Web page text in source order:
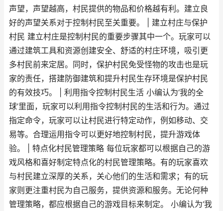
声望，声望越高，村民提供的物品和价格越有利。建立良
好的声望关系对于控制村民至关重要。 | 建立村庄与保护
村民 建立村庄是控制村民的重要步骤其中一个。玩家可以
通过建筑工具和资源创建安全、舒适的村庄环境，吸引更
多村民前来定居。同时，保护村民免受怪物的攻击也是玩
家的责任，搭建防御建筑和提升村民生存环境是保护村民
的有效技巧。 | 利用指令控制村民生活 小编认为‘我的全
球’里面，玩家可以利用指令控制村民的生活和行为。通过
指定命令，玩家可以让村民进行特定动作，例如移动、交
易等。合理运用指令可以更好地控制村民，提升游戏体
验。 | 特点化村民管理策略 每位玩家都可以根据自己的游
戏风格和喜好制定特点化的村民管理策略。有的玩家喜欢
与村民建立深厚的关系，关心他们的生活和需求；有的玩
家则更注重村民为自己服务，提供资源和服务。无论何种
管理策略，都应根据自己的游戏目标来制定。 小编认为‘我